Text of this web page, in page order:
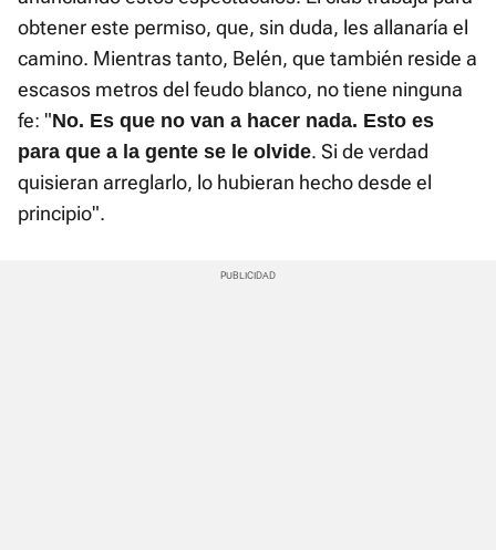
obtener este permiso, que, sin duda, les allanaría el
camino. Mientras tanto, Belén, que también reside a
escasos metros del feudo blanco, no tiene ninguna
fe: "No. Es que no van a hacer nada. Esto es
para que a la gente se le olvide. Si de verdad
quisieran arreglarlo, lo hubieran hecho desde el
principio".